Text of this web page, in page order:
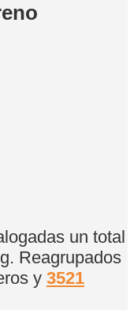
un total
Reagrupados
y 3521